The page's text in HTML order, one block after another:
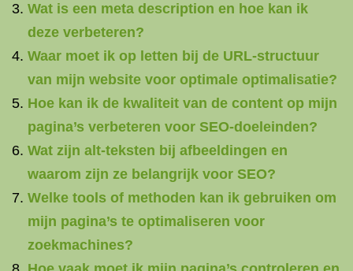
Wat is een meta description en hoe kan ik
deze verbeteren?
Waar moet ik op letten bij de URL-structuur
van mijn website voor optimale optimalisatie?
Hoe kan ik de kwaliteit van de content op mijn
pagina’s verbeteren voor SEO-doeleinden?
Wat zijn alt-teksten bij afbeeldingen en
waarom zijn ze belangrijk voor SEO?
Welke tools of methoden kan ik gebruiken om
mijn pagina’s te optimaliseren voor
zoekmachines?